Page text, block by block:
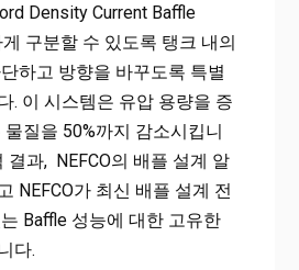
Density Current Baffle
구분할 수 있도록 탱크 내의
하고 방향을 바꾸도록 특별
. 이 시스템은 유압 용량을 증
질을 50%까지 감소시킵니
결과, NEFCO의 배플 설계 알
NEFCO가 최신 배플 설계 전
Baffle 성능에 대한 고유한
다.